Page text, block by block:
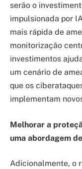
serão o
impulsionada por
mais rápida de
monitorização
investimentos
um cenário de
que os
implementam
Melhorar a
uma abordagem
Adicionalmente, o